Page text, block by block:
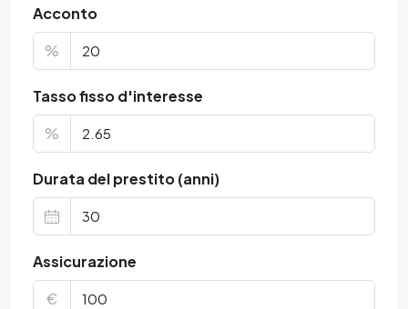
Acconto
%
Tasso fisso d'interesse
%
Durata del prestito (anni)
Assicurazione
€